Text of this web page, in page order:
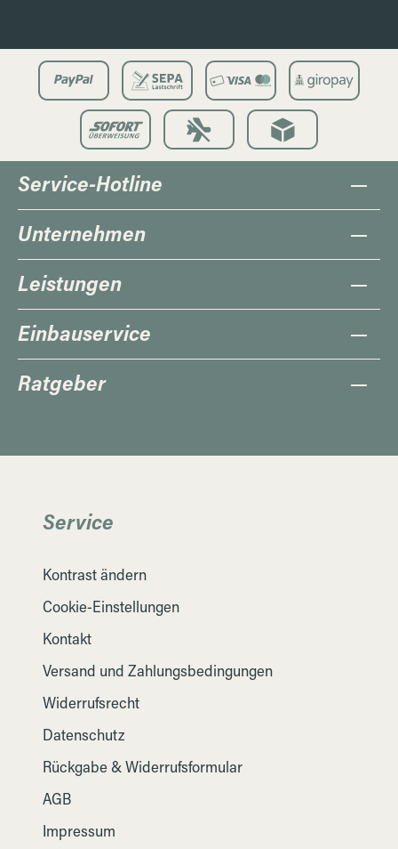
Service-Hotline
Unternehmen
Leistungen
Einbauservice
Ratgeber
Service
Kontrast ändern
Cookie-Einstellungen
Kontakt
Versand und Zahlungsbedingungen
Widerrufsrecht
Datenschutz
Rückgabe & Widerrufsformular
AGB
Impressum